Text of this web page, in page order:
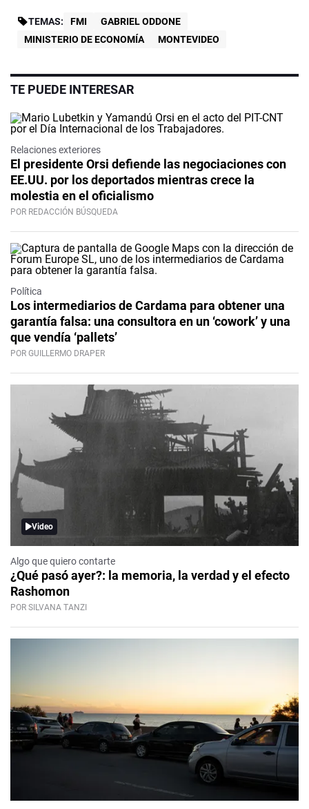
TEMAS: FMI
GABRIEL ODDONE
MINISTERIO DE ECONOMÍA
MONTEVIDEO
TE PUEDE INTERESAR
Relaciones exteriores
El presidente Orsi defiende las negociaciones con
EE.UU. por los deportados mientras crece la
molestia en el oficialismo
POR REDACCIÓN BÚSQUEDA
Política
Los intermediarios de Cardama para obtener una
garantía falsa: una consultora en un ‘cowork’ y una
que vendía ‘pallets’
POR GUILLERMO DRAPER
Video
Algo que quiero contarte
¿Qué pasó ayer?: la memoria, la verdad y el efecto
Rashomon
POR SILVANA TANZI